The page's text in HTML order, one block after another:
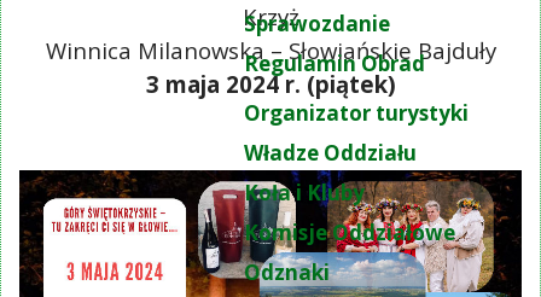
Sprawozdanie
Regulamin Obrad
Organizator turystyki
Władze Oddziału
Koła i Kluby
Komisje Oddziałowe
Odznaki
Krzyż
Winnica Milanowska – Słowiańskie Bajduły
3 maja 2024 r. (piątek)